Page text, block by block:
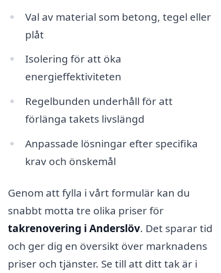
Val av material som betong, tegel eller
plåt
Isolering för att öka
energieffektiviteten
Regelbunden underhåll för att
förlänga takets livslängd
Anpassade lösningar efter specifika
krav och önskemål
Genom att fylla i vårt formulär kan du
snabbt motta tre olika priser för
takrenovering i Anderslöv. Det sparar tid
och ger dig en översikt över marknadens
priser och tjänster. Se till att ditt tak är i